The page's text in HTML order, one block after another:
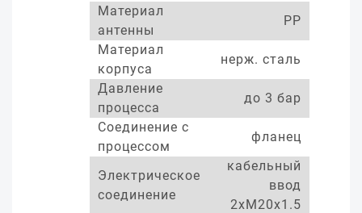
Материал
антенны
PP
Материал
корпуса
нерж. сталь
Давление
процесса
до 3 бар
Соединение с
процессом
фланец
Электрическое
соединение
кабельный
ввод
2xM20x1.5